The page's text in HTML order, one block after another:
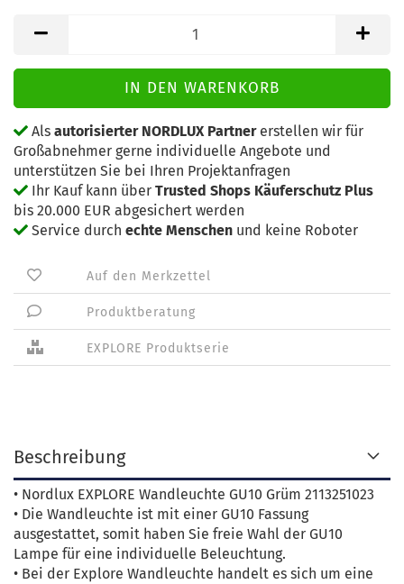
Als autorisierter NORDLUX Partnererstellen wir für
Großabnehmer gerne individuelle Angebote und
unterstützen Sie bei Ihren Projektanfragen
Ihr Kauf kann über Trusted Shops Käuferschutz Plus
bis 20.000 EUR abgesichert werden
Service durch echte Menschen und keine Roboter
Auf den Merkzettel
Produktberatung
EXPLORE Produktserie
Beschreibung
• Nordlux EXPLORE Wandleuchte GU10 Grüm 2113251023
• Die Wandleuchte ist mit einer GU10 Fassung
ausgestattet, somit haben Sie freie Wahl der GU10
Lampe für eine individuelle Beleuchtung.
• Bei der Explore Wandleuchte handelt es sich um eine